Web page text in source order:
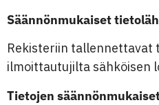
Säännönmukaiset
Rekisteriin tallennettavat
ilmoittautujilta sähköisen
Tietojen